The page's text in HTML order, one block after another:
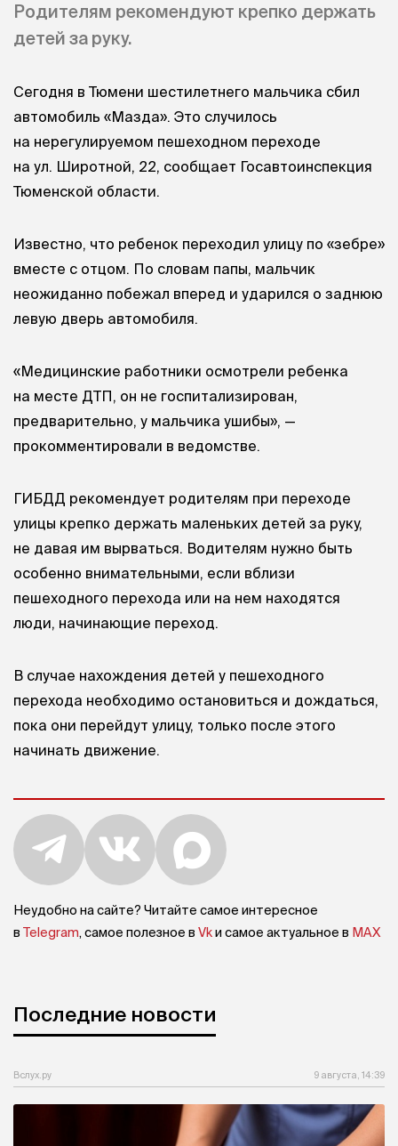
Родителям рекомендуют крепко держать
детей за руку.
Сегодня в Тюмени шестилетнего мальчика сбил
автомобиль «Мазда». Это случилось
на нерегулируемом пешеходном переходе
на ул. Широтной, 22, сообщает Госавтоинспекция
Тюменской области.
Известно, что ребенок переходил улицу по «зебре»
вместе с отцом. По словам папы, мальчик
неожиданно побежал вперед и ударился о заднюю
левую дверь автомобиля.
«Медицинские работники осмотрели ребенка
на месте ДТП, он не госпитализирован,
предварительно, у мальчика ушибы», —
прокомментировали в ведомстве.
ГИБДД рекомендует родителям при переходе
улицы крепко держать маленьких детей за руку,
не давая им вырваться. Водителям нужно быть
особенно внимательными, если вблизи
пешеходного перехода или на нем находятся
люди, начинающие переход.
В случае нахождения детей у пешеходного
перехода необходимо остановиться и дождаться,
пока они перейдут улицу, только после этого
начинать движение.
Неудобно на сайте? Читайте самое интересное
в Telegram, самое полезное в Vkи самое актуальное в MAX
Последние новости
Вслух.ру 9 августа, 14:39